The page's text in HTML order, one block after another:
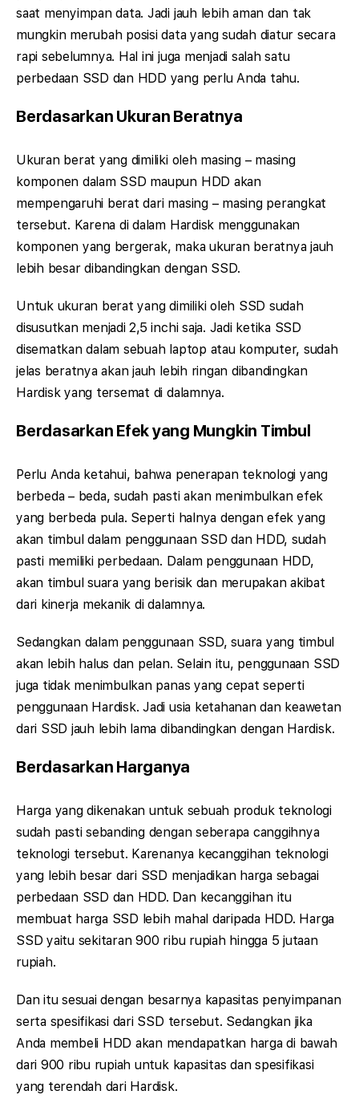
saat menyimpan data. Jadi jauh lebih aman dan tak
mungkin merubah posisi data yang sudah diatur secara
rapi sebelumnya. Hal ini juga menjadi salah satu
perbedaan SSD dan HDD yang perlu Anda tahu.
Berdasarkan Ukuran Beratnya
Ukuran berat yang dimiliki oleh masing – masing
komponen dalam SSD maupun HDD akan
mempengaruhi berat dari masing – masing perangkat
tersebut. Karena di dalam Hardisk menggunakan
komponen yang bergerak, maka ukuran beratnya jauh
lebih besar dibandingkan dengan SSD.
Untuk ukuran berat yang dimiliki oleh SSD sudah
disusutkan menjadi 2,5 inchi saja. Jadi ketika SSD
disematkan dalam sebuah laptop atau komputer, sudah
jelas beratnya akan jauh lebih ringan dibandingkan
Hardisk yang tersemat di dalamnya.
Berdasarkan Efek yang Mungkin Timbul
Perlu Anda ketahui, bahwa penerapan teknologi yang
berbeda – beda, sudah pasti akan menimbulkan efek
yang berbeda pula. Seperti halnya dengan efek yang
akan timbul dalam penggunaan SSD dan HDD, sudah
pasti memiliki perbedaan. Dalam penggunaan HDD,
akan timbul suara yang berisik dan merupakan akibat
dari kinerja mekanik di dalamnya.
Sedangkan dalam penggunaan SSD, suara yang timbul
akan lebih halus dan pelan. Selain itu, penggunaan SSD
juga tidak menimbulkan panas yang cepat seperti
penggunaan Hardisk. Jadi usia ketahanan dan keawetan
dari SSD jauh lebih lama dibandingkan dengan Hardisk.
Berdasarkan Harganya
Harga yang dikenakan untuk sebuah produk teknologi
sudah pasti sebanding dengan seberapa canggihnya
teknologi tersebut. Karenanya kecanggihan teknologi
yang lebih besar dari SSD menjadikan harga sebagai
perbedaan SSD dan HDD. Dan kecanggihan itu
membuat harga SSD lebih mahal daripada HDD. Harga
SSD yaitu sekitaran 900 ribu rupiah hingga 5 jutaan
rupiah.
Dan itu sesuai dengan besarnya kapasitas penyimpanan
serta spesifikasi dari SSD tersebut. Sedangkan jika
Anda membeli HDD akan mendapatkan harga di bawah
dari 900 ribu rupiah untuk kapasitas dan spesifikasi
yang terendah dari Hardisk.